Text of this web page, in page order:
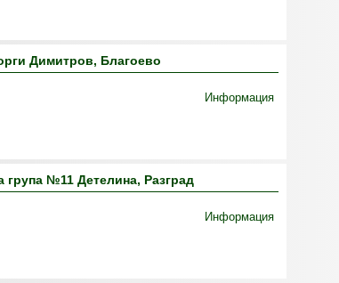
Димитров, Благоево
Информация
група №11 Детелина, Разград
Информация